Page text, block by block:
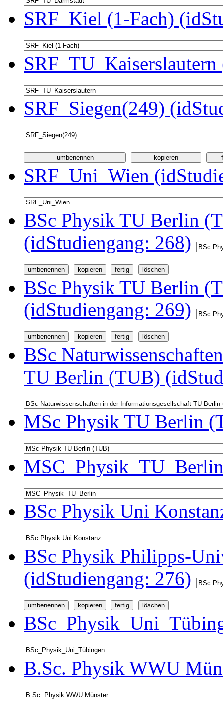
SRF_Kiel (1-Fach)
SRF_Siegen(249)
SRF_Uni_Wien
BSc Physik TU Berlin
(idStudiengang: 268)
BSc Physik TU Berlin
(idStudiengang: 269)
BSc
TU Berlin (TUB)
MSc Physik TU Berlin
BSc Physik Uni
BSc Physik Philipps-
(idStudiengang: 276)
B.Sc. Physik WWU